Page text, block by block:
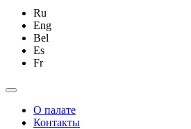
Ru
Eng
Bel
Es
Fr
О палате
Контакты